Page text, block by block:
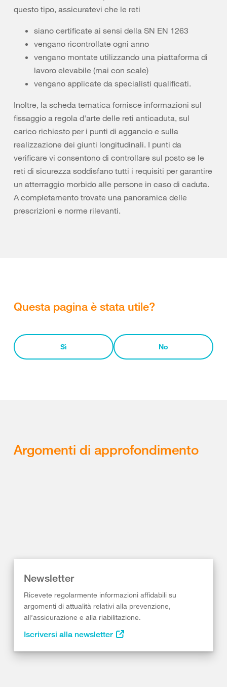
questo tipo, assicuratevi che le reti
siano certificate ai sensi della SN EN 1263
vengano ricontrollate ogni anno
vengano montate utilizzando una piattaforma di
lavoro elevabile (mai con scale)
vengano applicate da specialisti qualificati.
Inoltre, la scheda tematica fornisce informazioni sul
fissaggio a regola d'arte delle reti anticaduta, sul
carico richiesto per i punti di aggancio e sulla
realizzazione dei giunti longitudinali. I punti da
verificare vi consentono di controllare sul posto se le
reti di sicurezza soddisfano tutti i requisiti per garantire
un atterraggio morbido alle persone in caso di caduta.
A completamento trovate una panoramica delle
prescrizioni e norme rilevanti.
Questa pagina è stata utile?
Sì No
Argomenti di approfondimento
Newsletter
Ricevete regolarmente informazioni affidabili su
argomenti di attualità relativi alla prevenzione,
all’assicurazione e alla riabilitazione.
Iscriversi alla newsletter